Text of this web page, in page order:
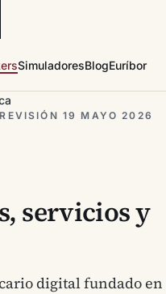
SimuladoresBlogEuríbor
19 MAYO 2026
servicios y
digital fundado en